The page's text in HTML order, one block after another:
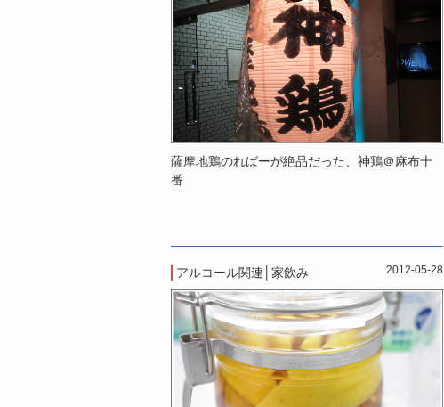
薩摩地鶏のればーが絶品だった、神鶏＠麻布十
番
アルコール関連 家飲み 2012-05-28